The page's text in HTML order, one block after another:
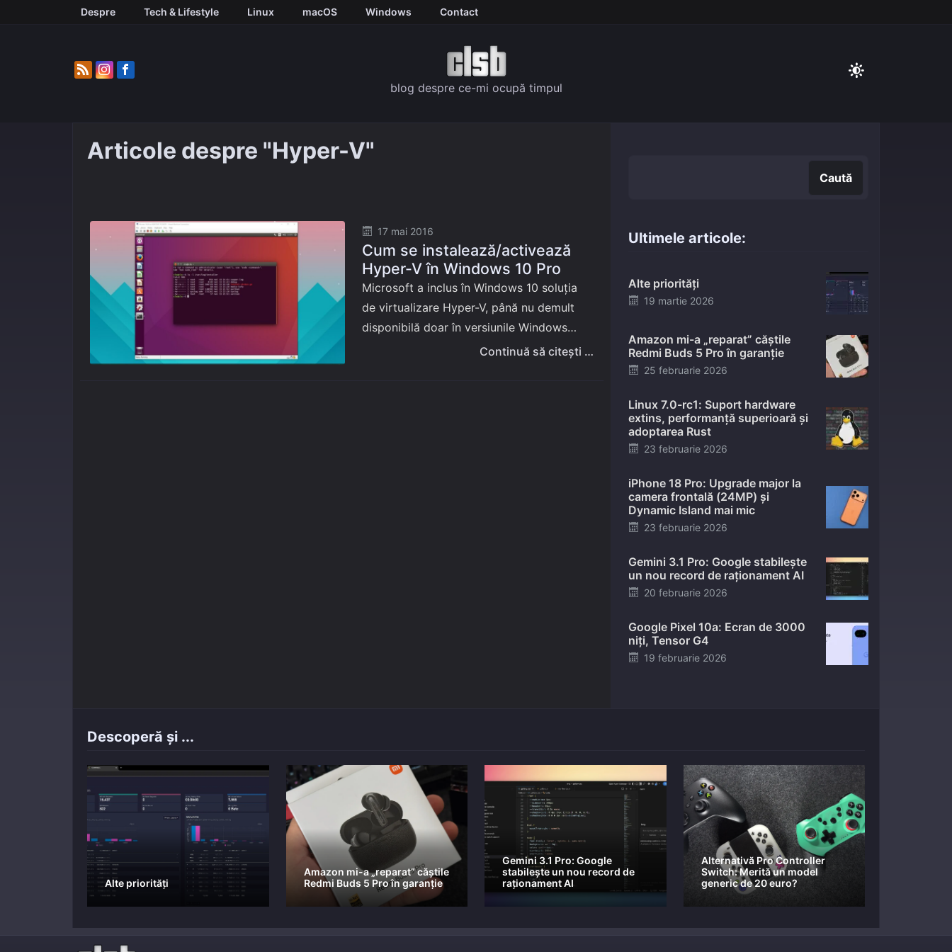
Despre Tech & Lifestyle Linux macOS Windows Contact
blog despre ce-mi ocupă timpul
Articole despre "Hyper-V"
Posted
on
17 mai 2016
Cum se instalează/activează
Hyper-V în Windows 10 Pro
Microsoft a inclus în Windows 10 soluția
de virtualizare Hyper-V, până nu demult
disponibilă doar în versiunile Windows
Server. Prin intermediul acesteia putem
Continuă să citești …
Caută
Ultimele articole:
Alte priorități
Posted
19 martie 2026
Amazon mi-a „reparat” căștile
Redmi Buds 5 Pro în garanție
Posted
25 februarie 2026
Linux 7.0-rc1: Suport hardware
extins, performanță superioară și
adoptarea Rust
Posted
23 februarie 2026
iPhone 18 Pro: Upgrade major la
camera frontală (24MP) și
Dynamic Island mai mic
Posted
23 februarie 2026
Gemini 3.1 Pro: Google stabilește
un nou record de raționament AI
Posted
20 februarie 2026
Google Pixel 10a: Ecran de 3000
niți, Tensor G4
Posted
19 februarie 2026
Descoperă și ...
Alte priorități
Amazon mi-a „reparat” căștile
Redmi Buds 5 Pro în garanție
Gemini 3.1 Pro: Google
stabilește un nou record de
raționament AI
Alternativă Pro Controller
Switch: Merită un model
generic de 20 euro?